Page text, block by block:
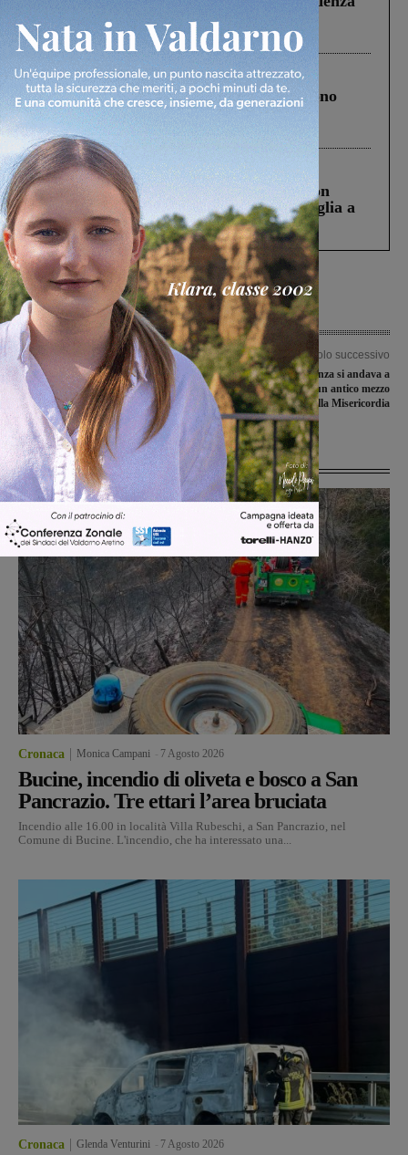
Pnrr, il gruppo di Fratelli d’Italia: “Un
ringraziamento al Governo”
Cronaca 4 Agosto 2026
Un anno fa la strage in A1 in cui morirono
Gianni, Giulia e Franco. Lo schianto, il
processo, lo stop ai sorpassi fra tir....
Cronaca 3 Agosto 2026
Scomparso da una struttura di Castiglion
Fiorentino l’uomo che aveva ucciso la figlia a
Levane nel 2020
Articolo precedente
Partita d’addio al calcio giocato per
Emiliano Frediani
Articolo successivo
Quando in ambulanza si andava a
piedi: restaurato un antico mezzo
della Misericordia
Ultime Notizie
Cronaca Monica Campani 7 Agosto 2026
Bucine, incendio di oliveta e bosco a San
Pancrazio. Tre ettari l’area bruciata
Incendio alle 16.00 in località Villa Rubeschi, a San Pancrazio, nel
Comune di Bucine. L'incendio, che ha interessato una...
Cronaca Glenda Venturini 7 Agosto 2026